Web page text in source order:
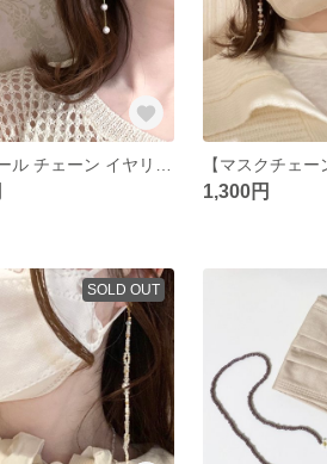
1,300円
SOLD OUT